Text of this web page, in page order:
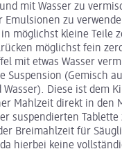
mit Wasser zu
Emulsionen zu
in möglichst kleine Teile
möglichst fein
mit etwas Wasser
Suspension (Gemisch
Wasser). Diese ist dem
Mahlzeit direkt in den
suspendierten
Breimahlzeit für
hierbei keine